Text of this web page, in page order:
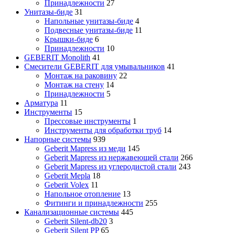
Принадлежности 27
Унитазы-биде 31
Напольные унитазы-биде 4
Подвесные унитазы-биде 11
Крышки-биде 6
Принадлежности 10
GEBERIT Monolith 41
Смесители GEBERIT для умывальников 41
Монтаж на раковину 22
Монтаж на стену 14
Принадлежности 5
Арматура 11
Инструменты 15
Прессовые инструменты 1
Инструменты для обработки труб 14
Напорные системы 939
Geberit Mapress из меди 145
Geberit Mapress из нержавеющей стали 266
Geberit Mapress из углеродистой стали 243
Geberit Mepla 18
Geberit Volex 11
Напольное отопление 13
Фитинги и принадлежности 255
Канализационные системы 445
Geberit Silent-db20 3
Geberit Silent PP 65